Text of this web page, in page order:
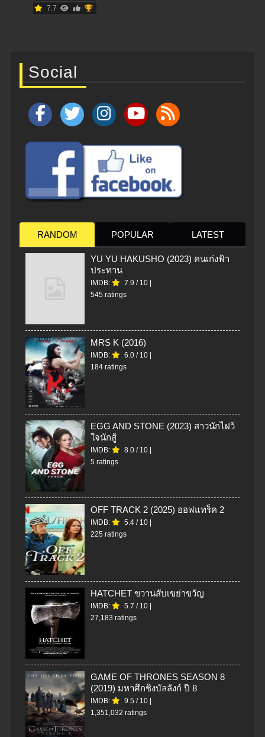
7.7
Social
RANDOM POPULAR LATEST
YU YU HAKUSHO (2023) คนเก่งฟ้า
ประทาน
IMDB: 7.9 / 10 |
545 ratings
MRS K (2016)
IMDB: 6.0 / 10 |
184 ratings
EGG AND STONE (2023) สาวนักไฝว้
ใจนักสู้
IMDB: 8.0 / 10 |
5 ratings
OFF TRACK 2 (2025) ออฟแทร็ค 2
IMDB: 5.4 / 10 |
225 ratings
HATCHET ขวานสับเขย่าขวัญ
IMDB: 5.7 / 10 |
27,183 ratings
GAME OF THRONES SEASON 8
(2019) มหาศึกชิงบัลลังก์ ปี 8
IMDB: 9.5 / 10 |
1,351,032 ratings